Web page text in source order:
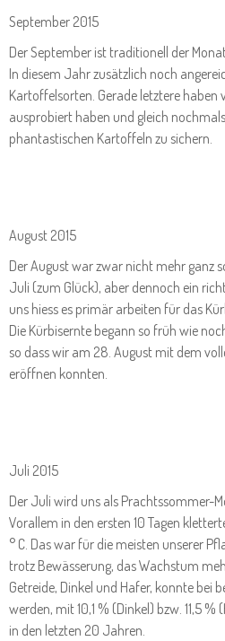
September 2015
Der September ist traditionell der
In diesem Jahr zusätzlich noch
Kartoffelsorten. Gerade letztere haben
ausprobiert haben und gleich
phantastischen Kartoffeln zu sichern.
August 2015
Der August war zwar nicht mehr ganz
Juli (zum Glück), aber dennoch ein
uns hiess es primär arbeiten für das
Die Kürbisernte begann so früh wie
so dass wir am 28. August mit dem
eröffnen konnten.
Juli 2015
Der Juli wird uns als Prachtssommer-
Vorallem in den ersten 10 Tagen
° C. Das war für die meisten unserer
trotz Bewässerung, das Wachstum
Getreide, Dinkel und Hafer, konnte bei
werden, mit 10,1 % (Dinkel) bzw. 11,5
in den letzten 20 Jahren.